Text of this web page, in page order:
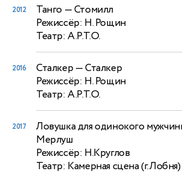
2012 Танго — Стомилл
Режиссёр: Н. Рощин
Театр: А.Р.Т.О.
2016 Сталкер — Сталкер
Режиссёр: Н. Рощин
Театр: А.Р.Т.О.
2017 Ловушка для одинокого
Мерлуш
Режиссёр: Н.Круглов
Театр: Камерная сцена (г.Лобня)